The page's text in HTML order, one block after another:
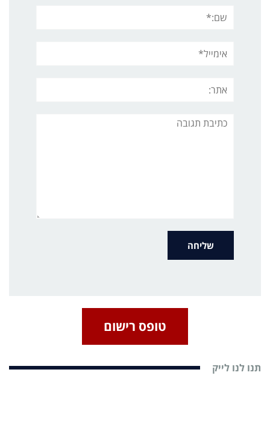
תגובה
טופס רישום
תנו לנו לייק